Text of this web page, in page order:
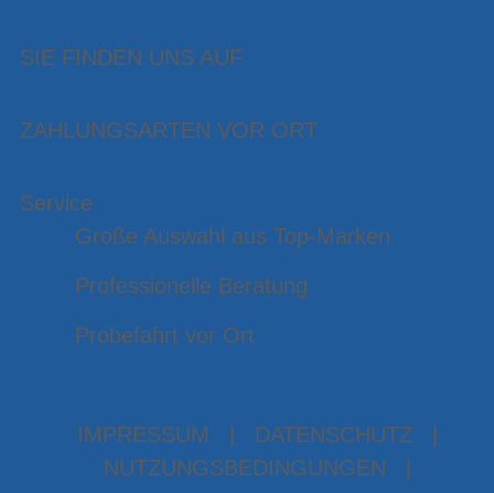
SIE FINDEN UNS AUF
ZAHLUNGSARTEN VOR ORT
Service
Große Auswahl aus Top-Marken
Professionelle Beratung
Probefahrt vor Ort
IMPRESSUM DATENSCHUTZ
NUTZUNGSBEDINGUNGEN